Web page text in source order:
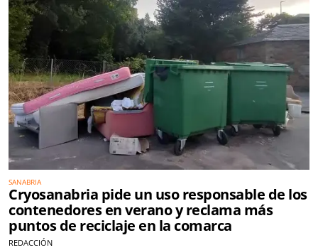
SANABRIA
Cryosanabria pide un uso responsable de los
contenedores en verano y reclama más
puntos de reciclaje en la comarca
REDACCIÓN